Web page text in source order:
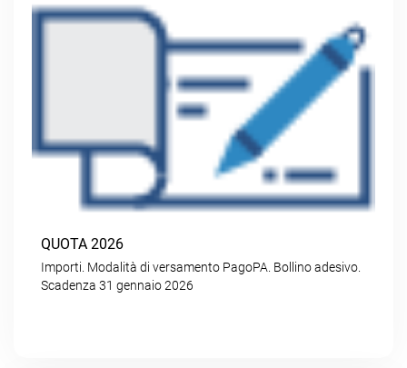
QUOTA 2026
Importi. Modalità di versamento PagoPA. Bollino adesivo.
Scadenza 31 gennaio 2026